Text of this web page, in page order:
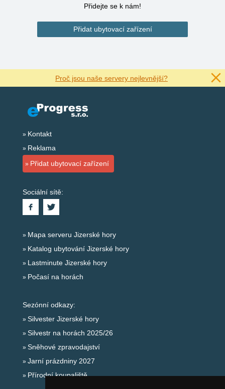
Přidejte se k nám!
Přidat ubytovací zařízení
Proč jsou naše servery nejlevnější?
Kontakt
Reklama
Přidat ubytovací zařízení
Sociální sítě:
Mapa serveru Jizerské hory
Katalog ubytování Jizerské hory
Lastminute Jizerské hory
Počasí na horách
Sezónní odkazy:
Silvester Jizerské hory
Silvestr na horách 2025/26
Sněhové zpravodajství
Jarní prázdniny 2027
Přírodní koupaliště